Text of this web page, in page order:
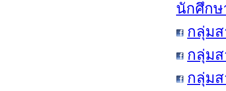
นักศึกษ
กลุ่ม
กลุ่ม
กลุ่ม